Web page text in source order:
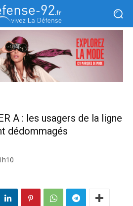
A : les usagers de la ligne
dédommagés